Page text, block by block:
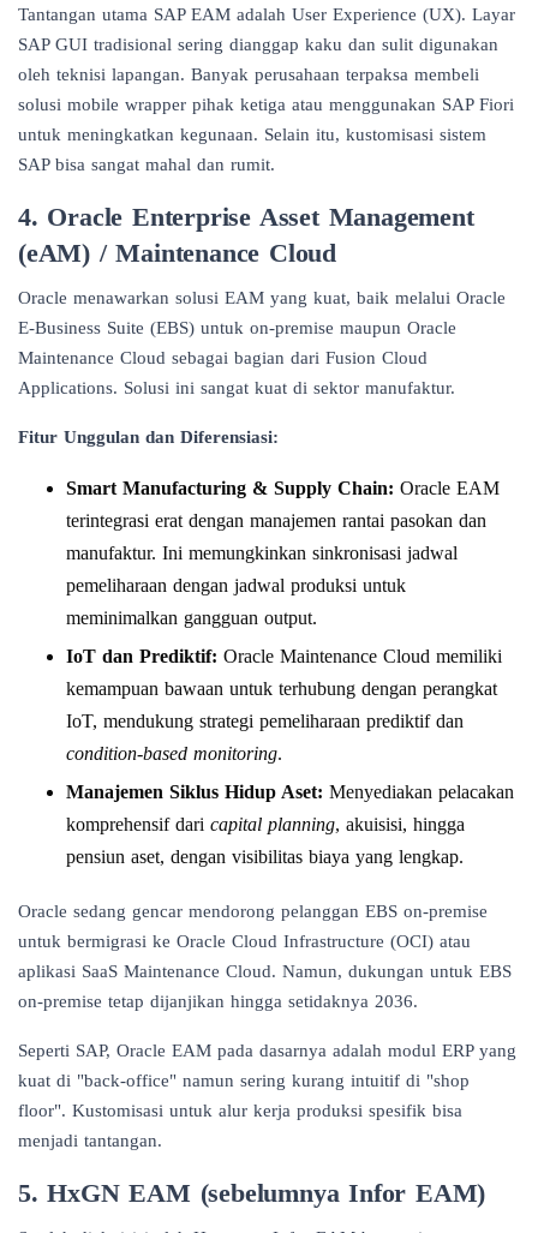
Tantangan utama SAP EAM adalah User Experience (UX). Layar
SAP GUI tradisional sering dianggap kaku dan sulit digunakan
oleh teknisi lapangan. Banyak perusahaan terpaksa membeli
solusi mobile wrapper pihak ketiga atau menggunakan SAP Fiori
untuk meningkatkan kegunaan. Selain itu, kustomisasi sistem
SAP bisa sangat mahal dan rumit.
4. Oracle Enterprise Asset Management
(eAM) / Maintenance Cloud
Oracle menawarkan solusi EAM yang kuat, baik melalui Oracle
E-Business Suite (EBS) untuk on-premise maupun Oracle
Maintenance Cloud sebagai bagian dari Fusion Cloud
Applications. Solusi ini sangat kuat di sektor manufaktur.
Fitur Unggulan dan Diferensiasi:
Smart Manufacturing & Supply Chain: Oracle EAM
terintegrasi erat dengan manajemen rantai pasokan dan
manufaktur. Ini memungkinkan sinkronisasi jadwal
pemeliharaan dengan jadwal produksi untuk
meminimalkan gangguan output.
IoT dan Prediktif: Oracle Maintenance Cloud memiliki
kemampuan bawaan untuk terhubung dengan perangkat
IoT, mendukung strategi pemeliharaan prediktif dan
condition-based monitoring.
Manajemen Siklus Hidup Aset: Menyediakan pelacakan
komprehensif dari capital planning, akuisisi, hingga
pensiun aset, dengan visibilitas biaya yang lengkap.
Oracle sedang gencar mendorong pelanggan EBS on-premise
untuk bermigrasi ke Oracle Cloud Infrastructure (OCI) atau
aplikasi SaaS Maintenance Cloud. Namun, dukungan untuk EBS
on-premise tetap dijanjikan hingga setidaknya 2036.
Seperti SAP, Oracle EAM pada dasarnya adalah modul ERP yang
kuat di "back-office" namun sering kurang intuitif di "shop
floor". Kustomisasi untuk alur kerja produksi spesifik bisa
menjadi tantangan.
5. HxGN EAM (sebelumnya Infor EAM)